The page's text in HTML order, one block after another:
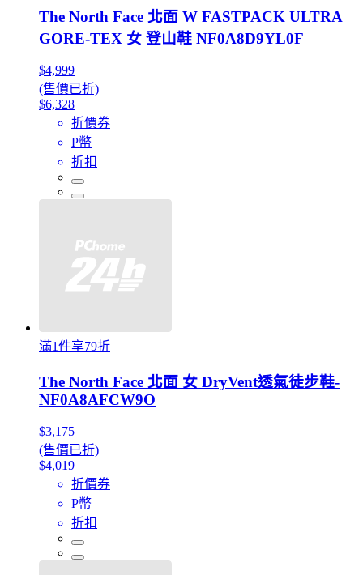
The North Face 北面 W FASTPACK ULTRA
GORE-TEX 女 登山鞋 NF0A8D9YL0F
$4,999
(售價已折)
$6,328
折價券
P幣
折扣
滿1件享79折
The North Face 北面 女 DryVent透氣徒步鞋-
NF0A8AFCW9O
$3,175
(售價已折)
$4,019
折價券
P幣
折扣